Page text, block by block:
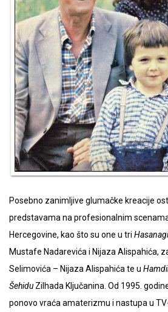
Posebno zanimljive glumačke kreacije
predstavama na profesionalnim
Hercegovine, kao što su one u tri
Mustafe Nadarevića i Nijaza Alispahića,
Selimovića – Nijaza Alispahića te u
Šehidu Zilhada Ključanina. Od 1995.
ponovo vraća amaterizmu i nastupa u